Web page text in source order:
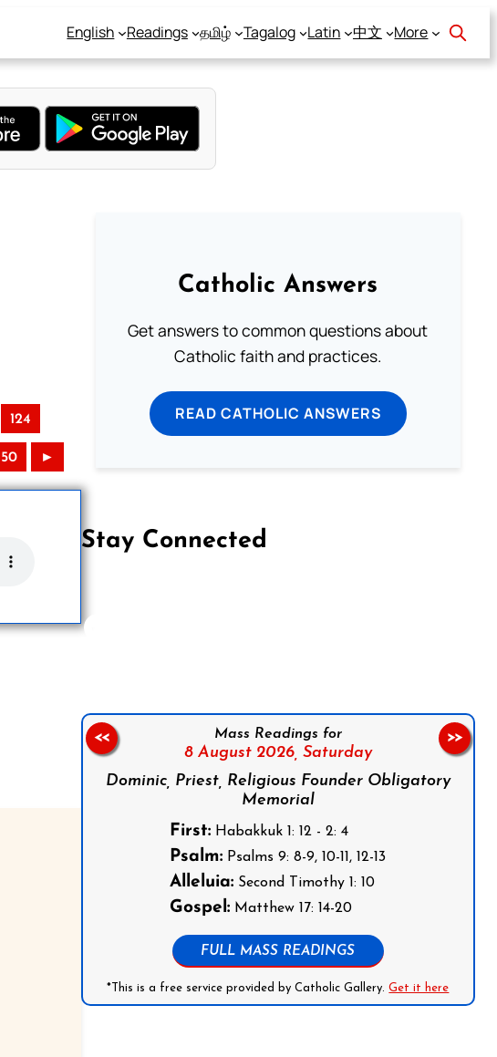
English Readings தமிழ் Tagalog Latin 中文 More
124
►
Catholic Answers
Get answers to common questions about
Catholic faith and practices.
READ CATHOLIC ANSWERS
Stay Connected
Follow us on Facebook
Mass Readings for
8 August 2026, Saturday
Dominic, Priest, Religious Founder Obligatory
Memorial
First: Habakkuk 1: 12 - 2: 4
Psalm: Psalms 9: 8-9, 10-11, 12-13
Alleluia: Second Timothy 1: 10
Gospel: Matthew 17: 14-20
FULL MASS READINGS
*This is a free service provided by Catholic Gallery.Get it here
<< >>